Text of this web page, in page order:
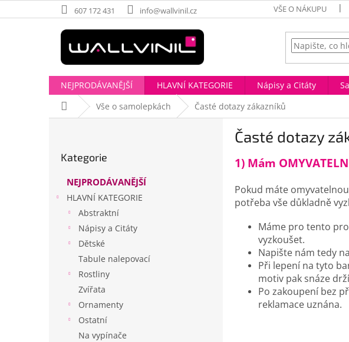
na
607 172 431 info@wallvinil.cz VŠE O NÁKUPU
NEJPRODÁVANĚJŠÍ HLAVNÍ KATEGORIE Nápisy a Citáty
Domů Vše o samolepkách Časté dotazy zákazníků
kategorie
Kategorie
NEJPRODÁVANĚJŠÍ
HLAVNÍ KATEGORIE
Abstraktní
Nápisy a Citáty
Dětské
Tabule nalepovací
Rostliny
Zvířata
Ornamenty
Ostatní
Na vypínače
Časté dotazy
1) Mám
Pokud máte
potřeba vše důkladně
Máme pro tento
vyzkoušet.
Napište nám tedy
Při lepení na tyto
motiv pak snáze
Po zakoupení bez
reklamace uznána.